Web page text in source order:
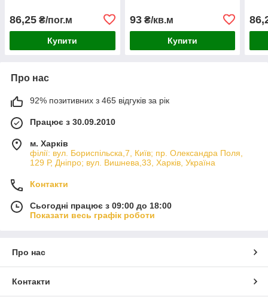
86,25 ₴/пог.м
Купити
93₴/кв.м
Купити
Про нас
92% позитивних з 465 відгуків за рік
Працює з 30.09.2010
м. Харків
філії: вул. Бориcпільска,7, Київ; пр. Олександра Поля,
129 Р, Дніпро; вул. Вишнева,33, Харків, Україна
Контакти
Сьогодні працює з 09:00 до 18:00
Показати весь графік роботи
Про нас
Контакти